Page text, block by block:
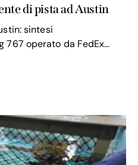
di pista ad Austin
sintesi
767 operato da FedEx…